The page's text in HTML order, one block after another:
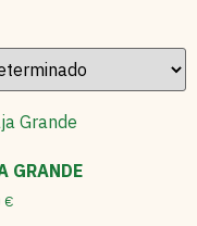
GRANDE
€